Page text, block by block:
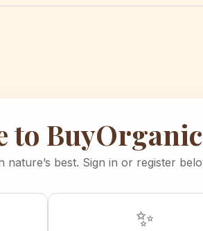
to BuyOrganic
best. Sign in or register
✨